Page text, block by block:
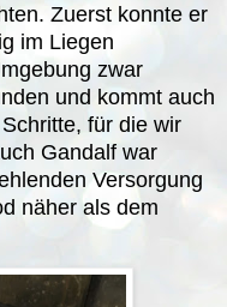
Zuerst konnte er
im Liegen
zwar
und kommt auch
für die wir
Gandalf war
Versorgung
näher als dem